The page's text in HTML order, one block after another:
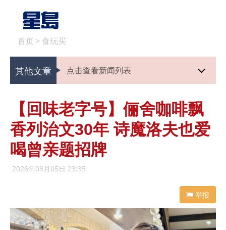
首页 > 食玩买
其他文章 点击查看新闻列表
【回味老字号】俪舍咖啡飘
香列治文30年 诗魔洛夫也爱
喝曾亲题招牌
2026年03月05日 23:35
举报